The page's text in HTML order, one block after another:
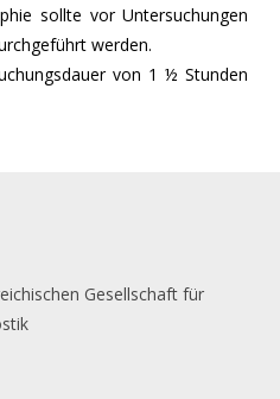
sollte vor Untersuchungen
werden.
von 1 ½ Stunden
Gesellschaft für